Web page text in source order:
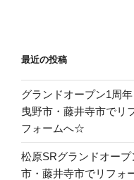
最近の投稿
グランドオープン1周
曳野市・藤井寺市でリ
フォームへ☆
松原SRグランドオー
市・藤井寺市でリフォ